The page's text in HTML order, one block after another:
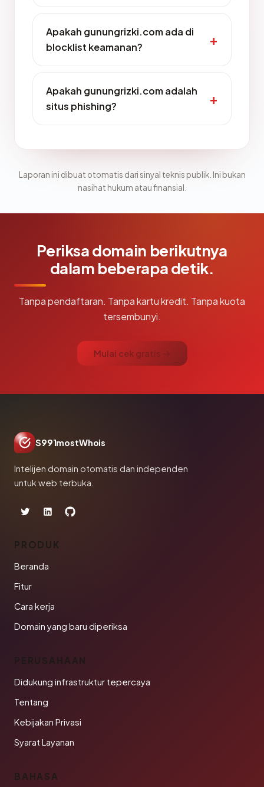
Apakah gunungrizki.com ada di
blocklist keamanan?
Apakah gunungrizki.com adalah
situs phishing?
Laporan ini dibuat otomatis dari sinyal teknis publik. Ini bukan
nasihat hukum atau finansial.
Periksa domain berikutnya
dalam beberapa detik.
Tanpa pendaftaran. Tanpa kartu kredit. Tanpa kuota
tersembunyi.
Mulai cek gratis →
S991mostWhois
Intelijen domain otomatis dan independen
untuk web terbuka.
PRODUK
Beranda
Fitur
Cara kerja
Domain yang baru diperiksa
PERUSAHAAN
Didukung infrastruktur tepercaya
Tentang
Kebijakan Privasi
Syarat Layanan
BAHASA